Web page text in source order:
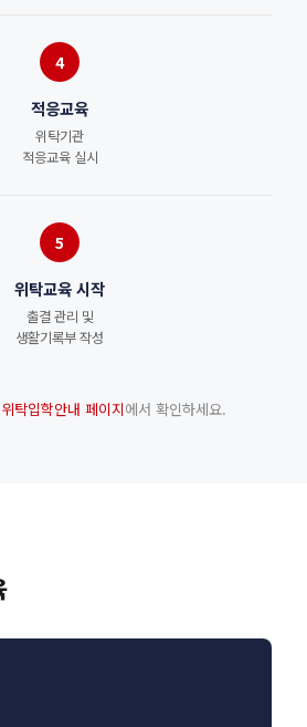
4
적응교육
위탁기관
적응교육 실시
5
위탁교육 시작
출결 관리 및
생활기록부 작성
위탁입학안내 페이지에서 확인하세요.